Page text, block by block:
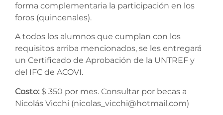
forma complementaria la participación en los
foros (quincenales).
A todos los alumnos que cumplan con los
requisitos arriba mencionados, se les entregará
un Certificado de Aprobación de la UNTREF y
del IFC de ACOVI.
Costo: $ 350 por mes. Consultar por becas a
Nicolás Vicchi (nicolas_vicchi@hotmail.com)